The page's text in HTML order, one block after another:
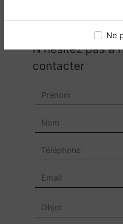
Ne
N'hésitez pas à
contacter